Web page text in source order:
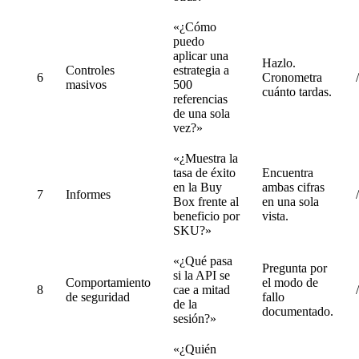
6
Controles
masivos
«¿Cómo
puedo
aplicar una
estrategia a
500
referencias
de una sola
vez?»
Hazlo.
Cronometra
cuánto tardas.
7 Informes
«¿Muestra la
tasa de éxito
en la Buy
Box frente al
beneficio por
SKU?»
Encuentra
ambas cifras
en una sola
vista.
8
Comportamiento
de seguridad
«¿Qué pasa
si la API se
cae a mitad
de la
sesión?»
Pregunta por
el modo de
fallo
documentado.
«¿Quién